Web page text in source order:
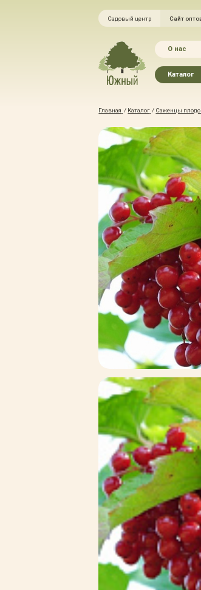
Садовый центр Сайт
О нас
Каталог
Хвойные
Плодово-
Лиственные
Цветы
Водные
Растения
озеленения
Экостория
Товары для
Грунты,
Зимние
Крупномеры
Полезная
Прайс-
Системы
лояльности
Оплата
Полезные
Возврат и
Главная / Каталог / Саженцы